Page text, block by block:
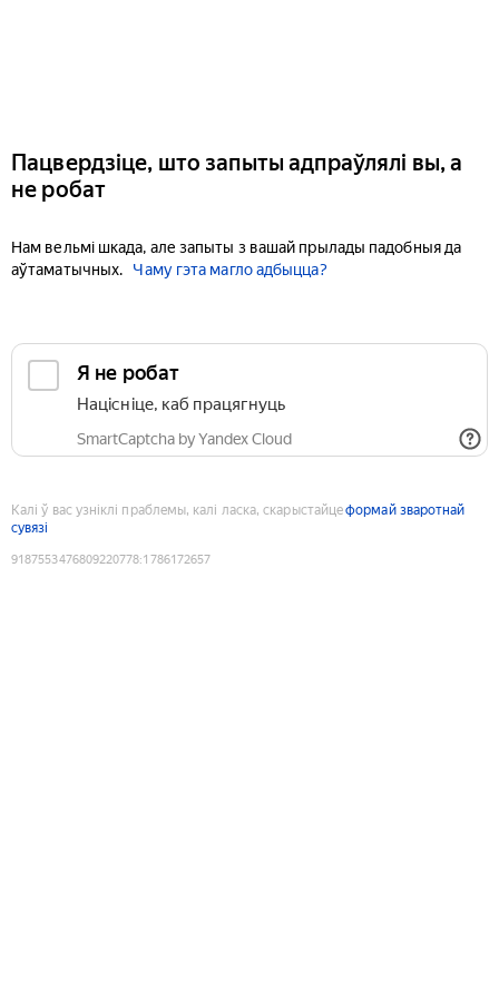
Пацвердзіце, што запыты адпраўлялі вы, а
не робат
Нам вельмі шкада, але запыты з вашай прылады падобныя да
аўтаматычных.
Чаму гэта магло адбыцца?
Я не робат
Націсніце, каб працягнуць
SmartCaptcha by Yandex Cloud
Калі ў вас узніклі праблемы, калі ласка, скарыстайцеформай зваротнай
сувязі
9187553476809220778:1786172657